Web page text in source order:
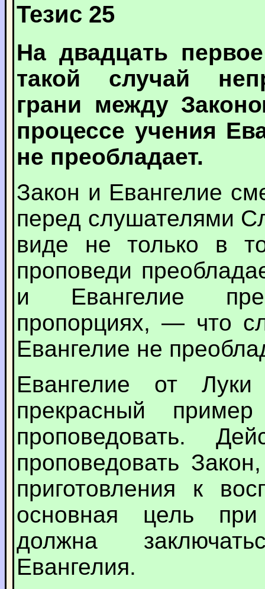
Тезис 25
На двадцать
такой случай
грани между
процессе учения
не преобладает.
Закон и Евангелие
перед слушателями
виде не только в
проповеди
и Евангелие
пропорциях, — что
Евангелие не
Евангелие от
прекрасный
проповедовать.
проповедовать
приготовления к
основная цель при
должна
Евангелия.